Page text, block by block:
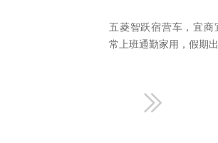
五菱智跃宿营车，宜商
常上班通勤家用，假期
ꅀ